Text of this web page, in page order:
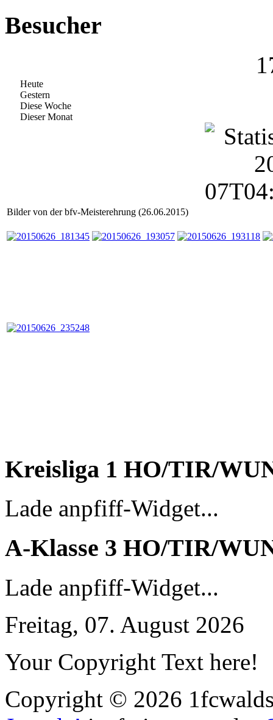
Besucher
Heute
Gestern
Diese Woche
Dieser Monat
Bilder von der bfv-Meisterehrung (26.06.2015)
Kreisliga 1 HO/TIR/
Lade anpfiff-Widget...
A-Klasse 3 HO/TIR/
Lade anpfiff-Widget...
Freitag, 07. August 2026
Your Copyright Text here!
Copyright © 2026